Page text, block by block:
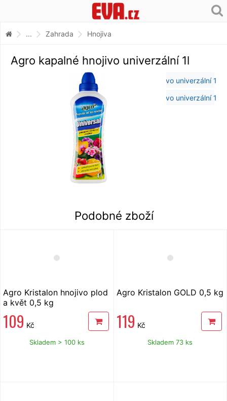
... Zahrada Hnojiva
Agro kapalné hnojivo univerzální 1l
Podobné zboží
Agro Kristalon hnojivo plod
a květ 0,5 kg
109 Kč
Skladem > 100 ks
Agro Kristalon GOLD 0,5 kg
119 Kč
Skladem 73 ks